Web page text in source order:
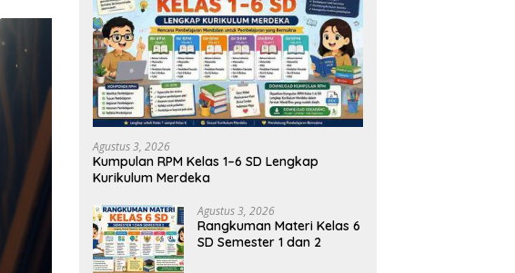
Agustus 3, 2026
Kumpulan RPM Kelas 1–6 SD Lengkap
Kurikulum Merdeka
Agustus 3, 2026
Rangkuman Materi Kelas 6
SD Semester 1 dan 2